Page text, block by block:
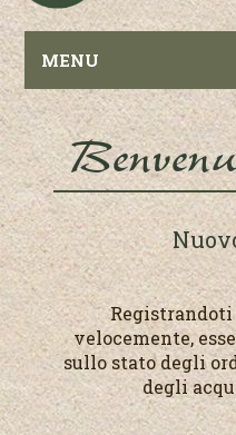
MENU
velocemente,
sullo stato degli
degli